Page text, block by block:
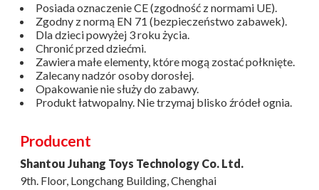
Posiada oznaczenie CE (zgodność z normami UE).
Zgodny z normą EN 71 (bezpieczeństwo zabawek).
Dla dzieci powyżej 3 roku życia.
Chronić przed dziećmi.
Zawiera małe elementy, które mogą zostać połknięte.
Zalecany nadzór osoby dorosłej.
Opakowanie nie służy do zabawy.
Produkt łatwopalny. Nie trzymaj blisko źródeł ognia.
Producent
Shantou Juhang Toys Technology Co. Ltd.
9th. Floor, Longchang Building, Chenghai